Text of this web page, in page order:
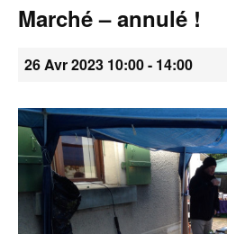
Canton
Marché – annulé !
26 Avr 2023 10:00- 14:00